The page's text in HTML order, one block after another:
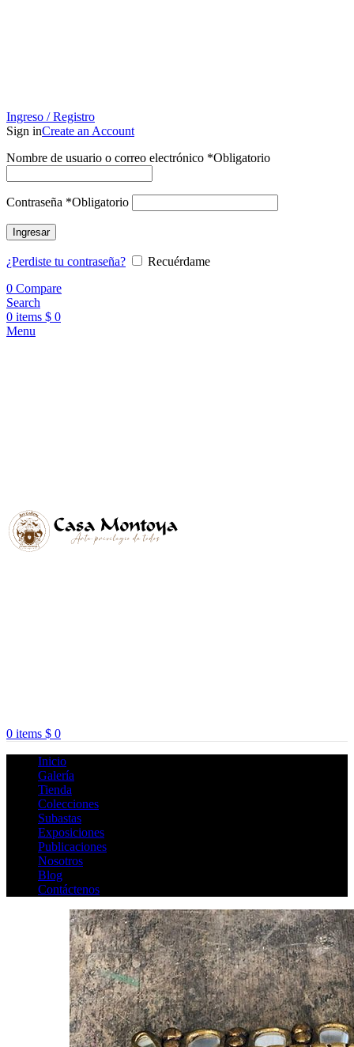
Ingreso / Registro
Sign inCreate an Account
Nombre de usuario o correo electrónico *Obligatorio
Contraseña *Obligatorio
Ingresar
¿Perdiste tu contraseña?
Recuérdame
0 Compare
Search
0 items $ 0
Menu
0 items $ 0
Inicio
Galería
Tienda
Colecciones
Subastas
Exposiciones
Publicaciones
Nosotros
Blog
Contáctenos